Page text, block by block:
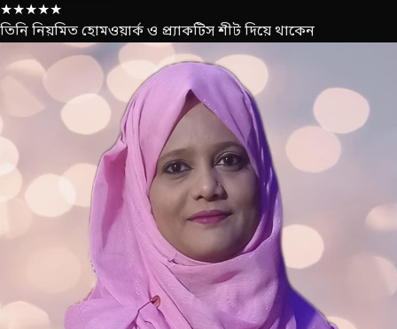
★★★★★
তিনি নিয়মিত হোমওয়ার্ক ও প্র্যাকটিস শীট দিয়ে থাকেন